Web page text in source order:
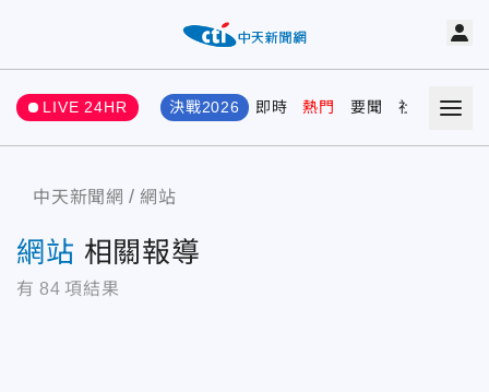
LIVE 24HR 決戰2026 即時 熱門 要聞 社會 娛樂
中天新聞網 網站
網站 相關報導
有 84 項結果